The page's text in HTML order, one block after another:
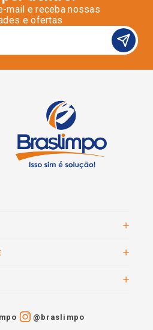
mail e receba nossas
e ofertas
@braslimpo